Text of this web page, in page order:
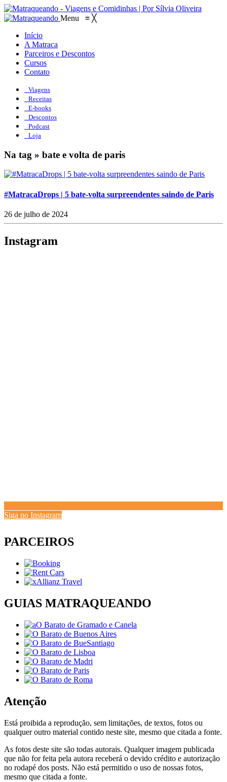
Menu ≡ ╳
Início
A Matraca
Parceiros e Descontos
Cursos
Contato
Viagens
Receitas
E-books
Descontos
Podcast
Loja
Na tag » bate e volta de paris
#MatracaDrops | 5 bate-volta surpreendentes saindo de Paris
26 de julho de 2024
Instagram
Siga no Instagram
PARCEIROS
GUIAS MATRAQUEANDO
Atenção
Está proibida a reprodução, sem limitações, de textos, fotos ou
qualquer outro material contido neste site, mesmo que citada a fonte.
As fotos deste site são todas autorais. Qualquer imagem publicada
que não for feita pela autora receberá o devido crédito e autorização
no rodapé dos posts. Não está permitido o uso de nossas fotos,
mesmo que citada a fonte.